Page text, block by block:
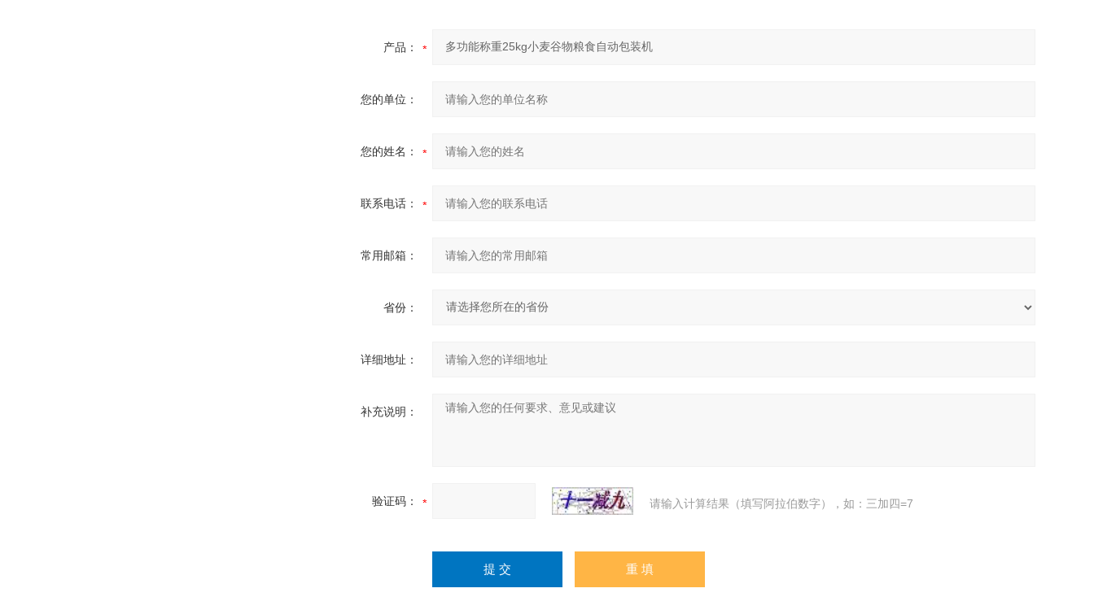
产品：
您的单位：
您的姓名：
联系电话：
常用邮箱：
省份：
详细地址：
补充说明：
验证码： 请输入计算结果（填写阿拉伯数字），如：三加四=7